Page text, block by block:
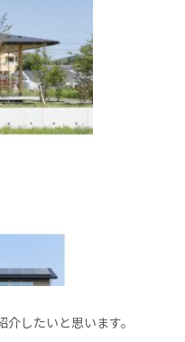
したいと思います。